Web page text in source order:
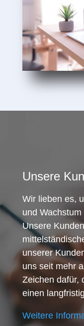
Unsere
Wir lieben es,
und
Unsere
unserer
uns seit mehr
Zeichen dafür,
einen
Weitere